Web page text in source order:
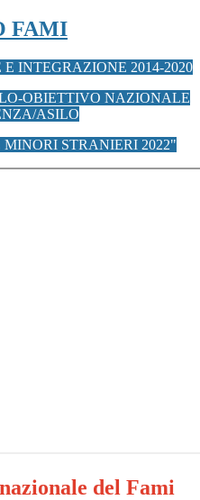
FAMI
INTEGRAZIONE 2014-2020
OBIETTIVO NAZIONALE
ASILO
MINORI STRANIERI 2022"
del Fami